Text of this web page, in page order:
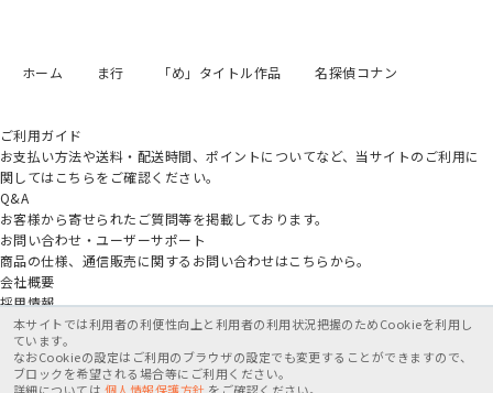
ホーム ま行 「め」タイトル作品 名探偵コナン
ご利用ガイド
お支払い方法や送料・配送時間、ポイントについてなど、当サイトのご利用に
関してはこちらをご確認ください。
Q&A
お客様から寄せられたご質問等を掲載しております。
お問い合わせ・ユーザーサポート
商品の仕様、通信販売に関するお問い合わせはこちらから。
会社概要
採用情報
アニメイトグループ
特定商取引法に基づく表記個人情報保護方針利用規約
本サイトでは利用者の利便性向上と利用者の利用状況把握のためCookieを利用し
ています。
なおCookieの設定はご利用のブラウザの設定でも変更することができますので、
ブロックを希望される場合等にご利用ください。